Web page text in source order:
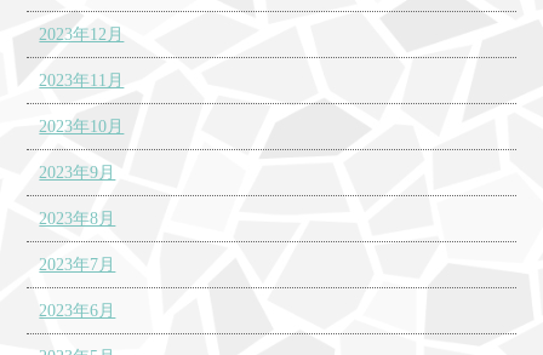
2023年12月
2023年11月
2023年10月
2023年9月
2023年8月
2023年7月
2023年6月